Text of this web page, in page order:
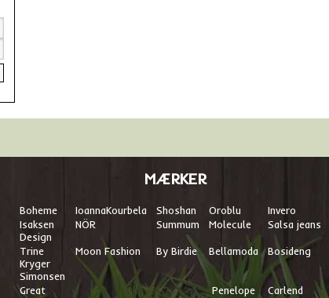
MÆRKER
Boheme IoannaKourbela Shoshan Oroblu
Invero
Isaksen
Design
NÖR Summum Molecule Salsa jeans
Trine
Kryger
Simonsen
Moon Fashion By Birdie Bellamoda Bosideng
Great
Penelope
Carlend